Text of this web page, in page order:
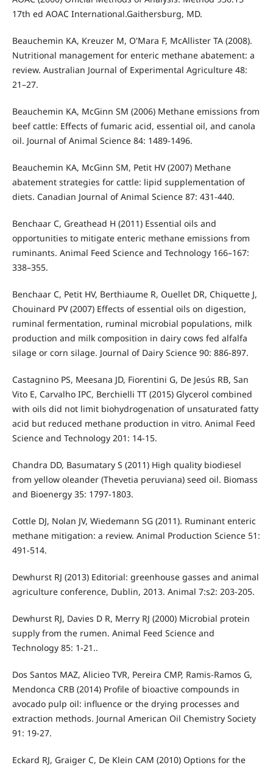
17th ed AOAC International.Gaithersburg, MD.
Beauchemin KA, Kreuzer M, O'Mara F, McAllister TA (2008).
Nutritional management for enteric methane abatement: a
review. Australian Journal of Experimental Agriculture 48:
21–27.
Beauchemin KA, McGinn SM (2006) Methane emissions from
beef cattle: Effects of fumaric acid, essential oil, and canola
oil. Journal of Animal Science 84: 1489-1496.
Beauchemin KA, McGinn SM, Petit HV (2007) Methane
abatement strategies for cattle: lipid supplementation of
diets. Canadian Journal of Animal Science 87: 431-440.
Benchaar C, Greathead H (2011) Essential oils and
opportunities to mitigate enteric methane emissions from
ruminants. Animal Feed Science and Technology 166–167:
338–355.
Benchaar C, Petit HV, Berthiaume R, Ouellet DR, Chiquette J,
Chouinard PV (2007) Effects of essential oils on digestion,
ruminal fermentation, ruminal microbial populations, milk
production and milk composition in dairy cows fed alfalfa
silage or corn silage. Journal of Dairy Science 90: 886-897.
Castagnino PS, Meesana JD, Fiorentini G, De Jesús RB, San
Vito E, Carvalho IPC, Berchielli TT (2015) Glycerol combined
with oils did not limit biohydrogenation of unsaturated fatty
acid but reduced methane production in vitro. Animal Feed
Science and Technology 201: 14-15.
Chandra DD, Basumatary S (2011) High quality biodiesel
from yellow oleander (Thevetia peruviana) seed oil. Biomass
and Bioenergy 35: 1797-1803.
Cottle DJ, Nolan JV, Wiedemann SG (2011). Ruminant enteric
methane mitigation: a review. Animal Production Science 51:
491-514.
Dewhurst RJ (2013) Editorial: greenhouse gasses and animal
agriculture conference, Dublin, 2013. Animal 7:s2: 203-205.
Dewhurst RJ, Davies D R, Merry RJ (2000) Microbial protein
supply from the rumen. Animal Feed Science and
Technology 85: 1-21..
Dos Santos MAZ, Alicieo TVR, Pereira CMP, Ramis-Ramos G,
Mendonca CRB (2014) Profile of bioactive compounds in
avocado pulp oil: influence or the drying processes and
extraction methods. Journal American Oil Chemistry Society
91: 19-27.
Eckard RJ, Graiger C, De Klein CAM (2010) Options for the